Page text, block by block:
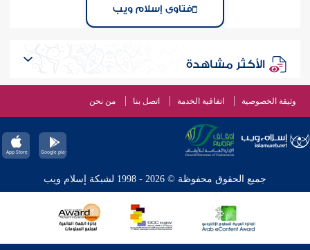
فتاوى إسلام ويب
الأكثر مشاهدة
وثيقة الخصوصية اتفاقية الخدمة اتصل بنا من نحن
جميع الحقوق محفوظة © 2026 - 1998 لشبكة إسلام ويب